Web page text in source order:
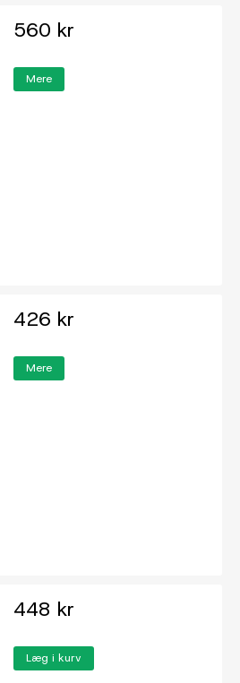
560 kr
Mere
426 kr
Mere
448 kr
Læg i kurv